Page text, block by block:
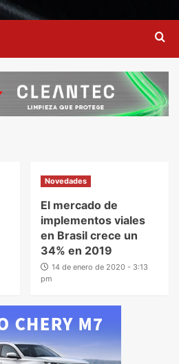
Novedades
El mercado de
implementos viales
en Brasil crece un
34% en 2019
14 de enero de 2020 - 3:13
pm